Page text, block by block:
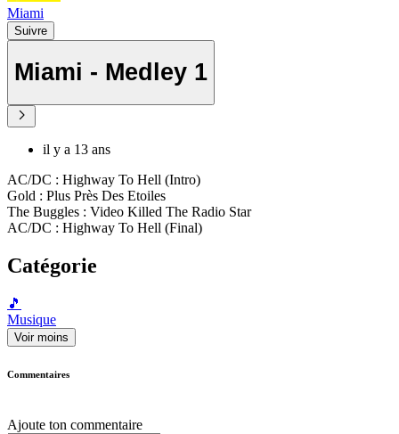
Miami
Suivre
Miami - Medley 1
il y a 13 ans
AC/DC : Highway To Hell (Intro)
Gold : Plus Près Des Etoiles
The Buggles : Video Killed The Radio Star
AC/DC : Highway To Hell (Final)
Catégorie
🎵
Musique
Voir moins
Commentaires
Ajoute ton commentaire